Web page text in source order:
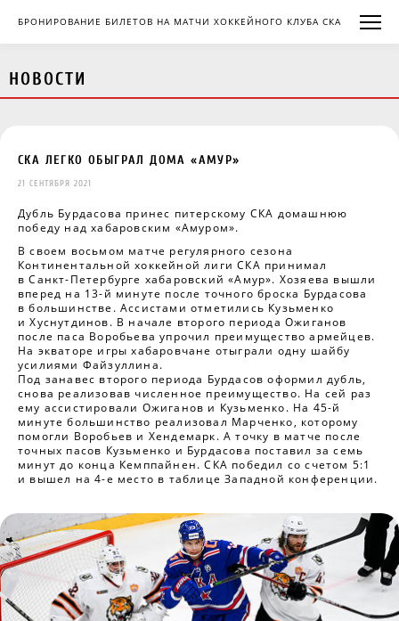
БРОНИРОВАНИЕ БИЛЕТОВ НА МАТЧИ ХОККЕЙНОГО КЛУБА СКА
НОВОСТИ
СКА ЛЕГКО ОБЫГРАЛ ДОМА «АМУР»
21 СЕНТЯБРЯ 2021
Дубль Бурдасова принес питерскому СКА домашнюю
победу над хабаровским «Амуром».
В своем восьмом матче регулярного сезона
Континентальной хоккейной лиги СКА принимал
в Санкт-Петербурге хабаровский «Амур». Хозяева вышли
вперед на 13-й минуте после точного броска Бурдасова
в большинстве. Ассистами отметились Кузьменко
и Хуснутдинов. В начале второго периода Ожиганов
после паса Воробьева упрочил преимущество армейцев.
На экваторе игры хабаровчане отыграли одну шайбу
усилиями Файзуллина.
Под занавес второго периода Бурдасов оформил дубль,
снова реализовав численное преимущество. На сей раз
ему ассистировали Ожиганов и Кузьменко. На 45-й
минуте большинство реализовал Марченко, которому
помогли Воробьев и Хендемарк. А точку в матче после
точных пасов Кузьменко и Бурдасова поставил за семь
минут до конца Кемппайнен. СКА победил со счетом 5:1
и вышел на 4-е место в таблице Западной конференции.